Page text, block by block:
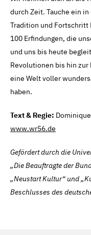
durch Zeit. Tauche ein
Tradition und Fortschritt
100 Erfindungen, die
und uns bis heute
Revolutionen bis hin
eine Welt voller
haben.
Text & Regie:
www.wr56.de
Gefördert durch die
„Die Beauftragte der
„Neustart Kultur“ und
Beschlusses des